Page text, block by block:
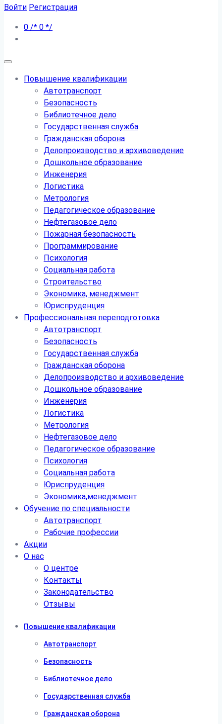
Войти Регистрация
0 /* 0 */
Повышение квалификации
Автотранспорт
Безопасность
Библиотечное дело
Государственная служба
Гражданская оборона
Делопроизводство и архивоведение
Дошкольное образование
Инженерия
Логистика
Метрология
Педагогическое образование
Нефтегазовое дело
Пожарная безопасность
Программирование
Психология
Социальная работа
Строительство
Экономика, менеджмент
Юриспруденция
Профессиональная переподготовка
Автотранспорт
Безопасность
Государственная служба
Гражданская оборона
Делопроизводство и архивоведение
Дошкольное образование
Инженерия
Логистика
Метрология
Нефтегазовое дело
Педагогическое образование
Психология
Социальная работа
Юриспруденция
Экономика,менеджмент
Обучение по специальности
Автотранспорт
Рабочие профессии
Акции
О нас
О центре
Контакты
Законодательство
Отзывы
Повышение квалификации
Автотранспорт
Безопасность
Библиотечное дело
Государственная служба
Гражданская оборона